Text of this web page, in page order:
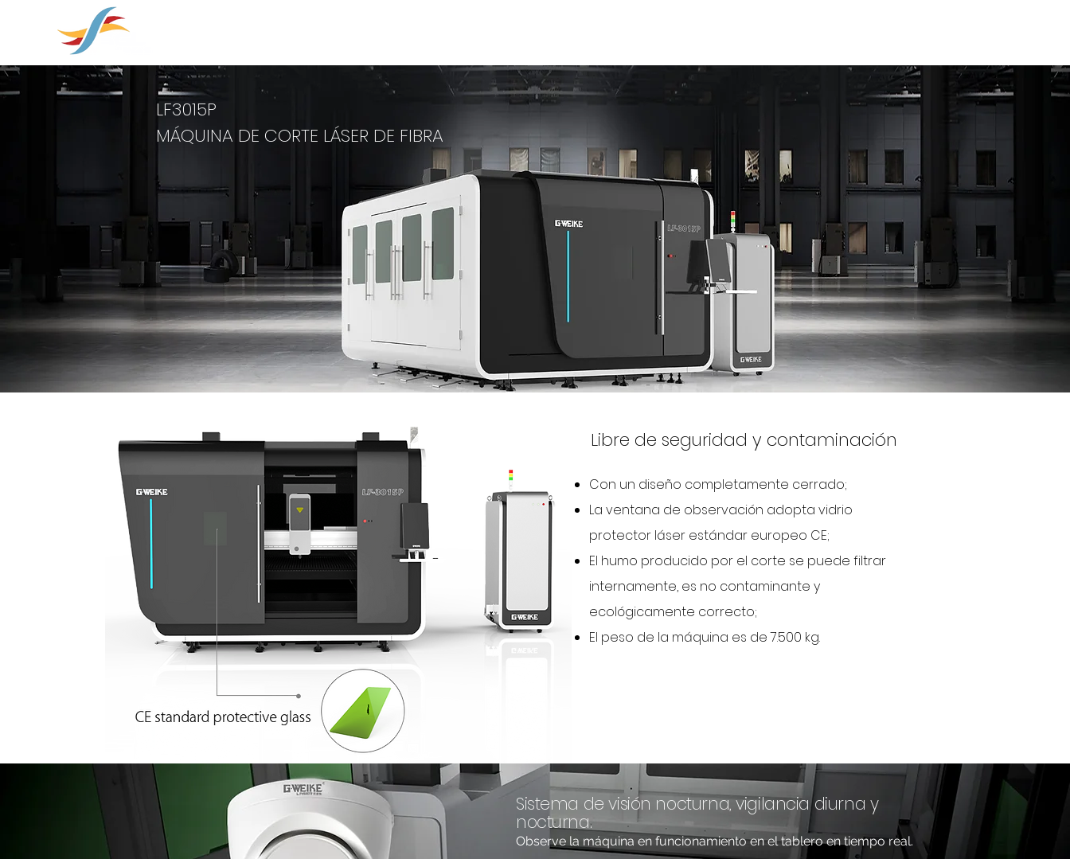
LF3015P
MÁQUINA DE CORTE LÁSER DE FIBRA
Libre de seguridad y contaminación
Con un diseño completamente cerrado;
La ventana de observación adopta vidrio
protector láser estándar europeo CE;
El humo producido por el corte se puede filtrar
internamente, es no contaminante y
ecológicamente correcto;
El peso de la máquina es de 7.500 kg.
Sistema de visión nocturna, vigilancia diurna y
nocturna.
Observe la máquina en funcionamiento en el tablero en tiempo real.